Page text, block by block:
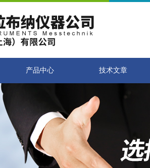
产品中心 技术文章